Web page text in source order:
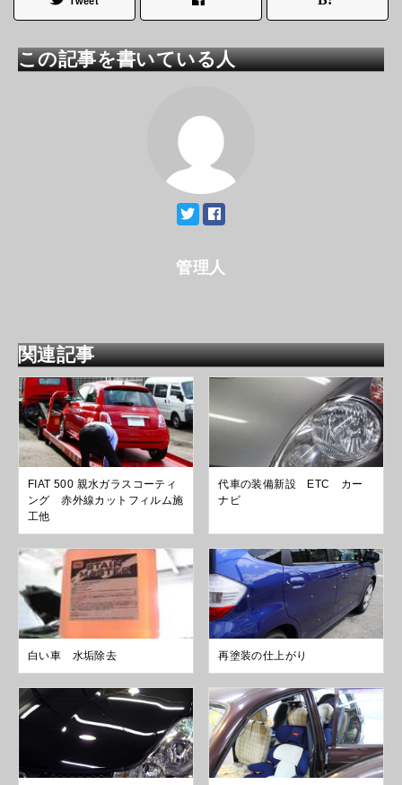
この記事を書いている人
管理人
関連記事
FIAT 500 親水ガラスコーティ
ング 赤外線カットフィルム施
工他
代車の装備新設 ETC カー
ナビ
白い車 水垢除去 再塗装の仕上がり